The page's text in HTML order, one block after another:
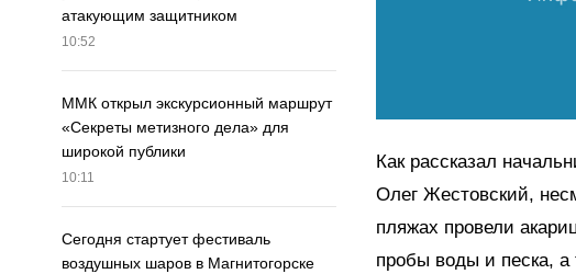
атакующим защитником
10:52
ММК открыл экскурсионный маршрут
«Секреты метизного дела» для
широкой публики
10:11
Сегодня стартует фестиваль
воздушных шаров в Магнитогорске
Как рассказал
Олег Жестовский,
пляжах провели
пробы воды и песка, а